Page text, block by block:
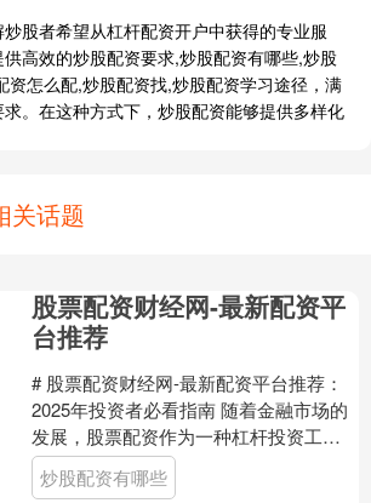
股者希望从杠杆配资开户中获得的专业服
高效的炒股配资要求,炒股配资有哪些,炒股
资怎么配,炒股配资找,炒股配资学习途径，满
。在这种方式下，炒股配资能够提供多样化
关话题
股票配资财经网-最新配资平
台推荐
# 股票配资财经网-最新配资平台推荐：
2025年投资者必看指南 随着金融市场的
发展，股票配资作为一种杠杆投资工
具，越来越受到投资者的关注。然而，
面对市场上众多的....
炒股配资有哪些